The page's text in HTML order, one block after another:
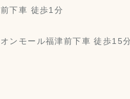
下車 徒歩1分
ンモール福津前下車 徒歩15分